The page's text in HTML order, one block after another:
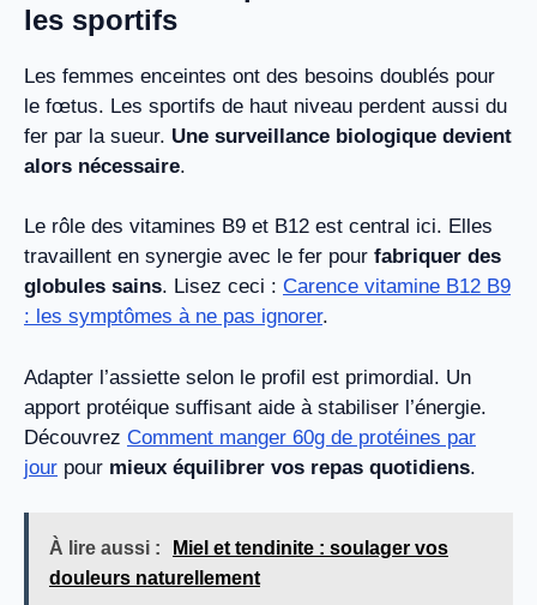
les sportifs
Les femmes enceintes ont des besoins doublés pour
le fœtus. Les sportifs de haut niveau perdent aussi du
fer par la sueur. Une surveillance biologique devient
alors nécessaire.
Le rôle des vitamines B9 et B12 est central ici. Elles
travaillent en synergie avec le fer pour fabriquer des
globules sains. Lisez ceci : Carence vitamine B12 B9
: les symptômes à ne pas ignorer.
Adapter l’assiette selon le profil est primordial. Un
apport protéique suffisant aide à stabiliser l’énergie.
Découvrez Comment manger 60g de protéines par
jour pour mieux équilibrer vos repas quotidiens.
À lire aussi :
Miel et tendinite : soulager vos
douleurs naturellement